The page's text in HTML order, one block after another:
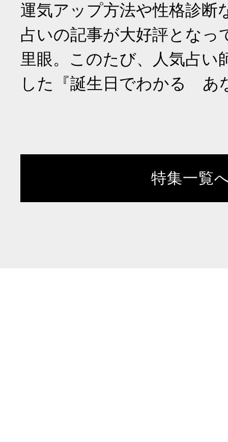
運気アップ方法や性格診断
占いの記事が大好評となっ
里眼。このたび、人気占い
した『誕生日でわかる あ
特集一覧